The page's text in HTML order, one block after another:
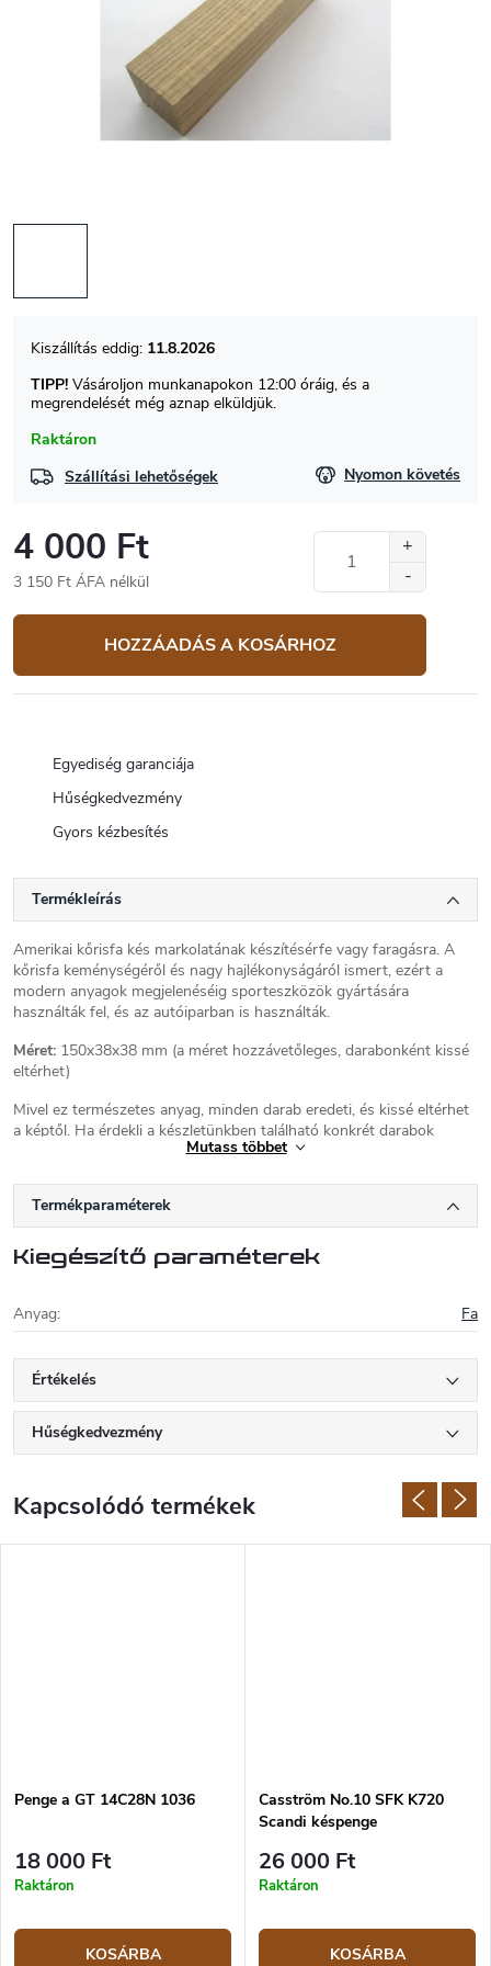
Raktáron
11.8.2026
TIPP! Vásároljon munkanapokon 12:00 óráig, és a
megrendelését még aznap elküldjük.
Szállítási lehetőségek Nyomon követés
4 000 Ft
3 150 Ft ÁFA nélkül
HOZZÁADÁS A KOSÁRHOZ
Egyediség garanciája
Hűségkedvezmény
Gyors kézbesítés
Termékleírás
Amerikai kőrisfa kés markolatának készítésérfe vagy faragásra. A
kőrisfa keménységéről és nagy hajlékonyságáról ismert, ezért a
modern anyagok megjelenéséig sporteszközök gyártására
használták fel, és az autóiparban is használták.
Méret: 150x38x38 mm (a méret hozzávetőleges, darabonként kissé
eltérhet)
Mivel ez természetes anyag, minden darab eredeti, és kissé eltérhet
a képtől. Ha érdekli a készletünkben található konkrét darabok
fotója, kérjük, vegye fel velünk a kapcsolatot.
Mutass többet
Termékparaméterek
Kiegészítő paraméterek
Anyag: Fa
Értékelés
Hűségkedvezmény
Kapcsolódó termékek
Penge a GT 14C28N 1036
18 000 Ft
Raktáron
KOSÁRBA
Casström No.10 SFK K720
Scandi késpenge
26 000 Ft
Raktáron
KOSÁRBA